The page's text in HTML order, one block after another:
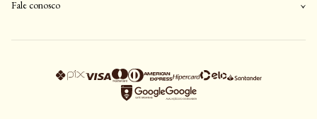
Fale conosco